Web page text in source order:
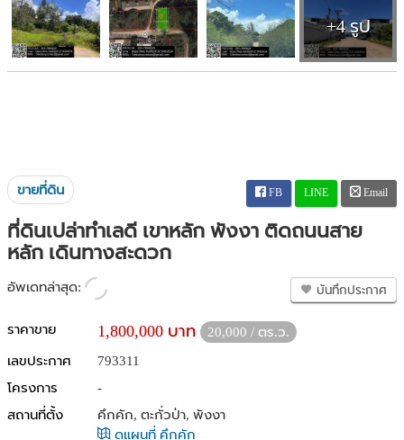
+4 รูป
ขายที่ดิน FB LINE Email
ที่ดินเปล่าทำเลดี เขาหลัก พังงา ติดถนนสาย
หลัก เดินทางสะดวก
อัพเดทล่าสุด: บันทึกประกาศ
ราคาขาย 1,800,000 บาท
20,000 / ตร.ว.
เลขประกาศ
793311
โครงการ
-
สถานที่ตั้ง
คึกคัก, ตะกั่วป่า, พังงา
ดูแผนที่ คึกคัก